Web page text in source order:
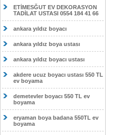
ETİMESĞUT EV DEKORASYON
TADİLAT USTASI 0554 184 41 66
ankara yıldız boyacı
ankara yıldız boya ustası
ankara yıldız boyacı ustası
akdere ucuz boyacı ustası 550 TL
ev boyama
demetevler boyacı 550 TL ev
boyama
eryaman boya badana 550TL ev
boyama